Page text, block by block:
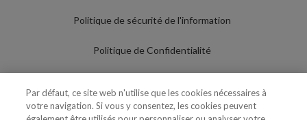
Politique de sécurité de l'information
Politique de Confidentialité
Politique de Cookies
Par défaut, ce site web n'utilise que les cookies nécessaires à
votre navigation. Si vous y consentez, les cookies peuvent